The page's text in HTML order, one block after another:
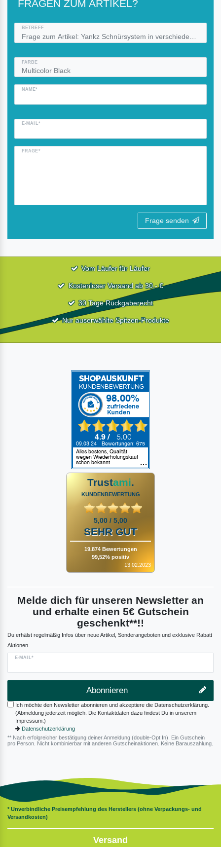
FRAGEN ZUM ARTIKEL?
BETREFF
FARBE
NAME*
E-MAIL*
FRAGE*
Frage senden
Vom Läufer für Läufer
Kostenloser Versand ab 30,- €
30 Tage Rückgaberecht
Nur auserwählte Spitzen-Produkte
Trustami.
KUNDENBEWERTUNG
5,00 / 5,00
SEHR GUT
19.874 Bewertungen
99,52% positiv
13.02.2023
Melde dich für unseren Newsletter an
und erhalte einen 5€ Gutschein
geschenkt**!!
Du erhälst regelmäßig Infos über neue Artikel, Sonderangeboten und exklusive Rabatt
Aktionen.
E-MAIL*
Abonnieren
Ich möchte den Newsletter abonnieren und akzeptiere die Datenschutzerklärung.
(Abmeldung jederzeit möglich. Die Kontaktdaten dazu findest Du in unserem
Impressum.)
Datenschutzerklärung
** Nach erfolgreicher bestätigung deiner Anmeldung (double-Opt In). Ein Gutschein
pro Person. Nicht kombinierbar mit anderen Gutscheinaktionen. Keine Barauszahlung.
* Unverbindliche Preisempfehlung des Herstellers (ohne Verpackungs- und
Versandkosten)
Versand